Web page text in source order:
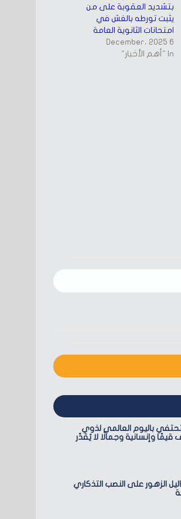
بتشديد العقوبة على من
يثبت تورطه بالغش في
امتحانات الثانوية العامة
6 December، 2025
In "أهم الأخبار"
باليوم العالمي لذوي
وإنسانية وجمالًا لا يُقدّر
الزهور على النصب التذكاري